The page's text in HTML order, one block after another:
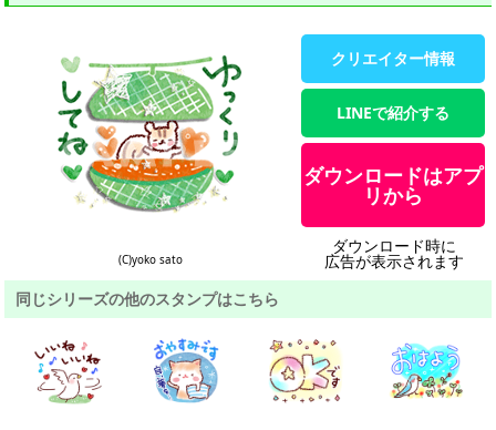
(C)yoko sato
クリエイター情報
LINEで紹介する
ダウンロードはアプ
リから
ダウンロード時に
広告が表示されます
同じシリーズの他のスタンプはこちら